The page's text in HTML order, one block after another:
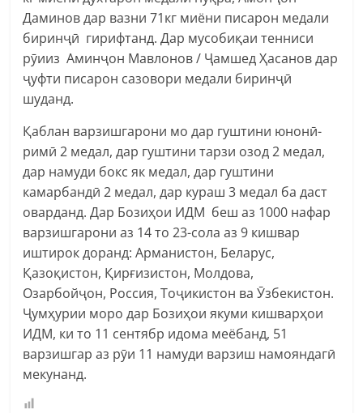
Даминов дар вазни 71кг миёни писарон медали
биринҷӣ гирифтанд. Дар мусобиқаи тенниси
рӯииз Аминҷон Мавлонов / Ҷамшед Ҳасанов дар
ҷуфти писарон сазовори медали биринҷӣ
шуданд.
Қаблан варзишгарони мо дар гуштини юнонӣ-
римӣ 2 медал, дар гуштини тарзи озод 2 медал,
дар намуди бокс як медал, дар гуштини
камарбандӣ 2 медал, дар кураш 3 медал ба даст
оварданд. Дар Бозиҳои ИДМ беш аз 1000 нафар
варзишгарони аз 14 то 23-сола аз 9 кишвар
иштирок доранд: Арманистон, Беларус,
Қазоқистон, Қирғизистон, Молдова,
Озарбойҷон, Россия, Тоҷикистон ва Ӯзбекистон.
Ҷумҳурии моро дар Бозиҳои якуми кишварҳои
ИДМ, ки то 11 сентябр идома меёбанд, 51
варзишгар аз рӯи 11 намуди варзиш намояндагӣ
мекунанд.